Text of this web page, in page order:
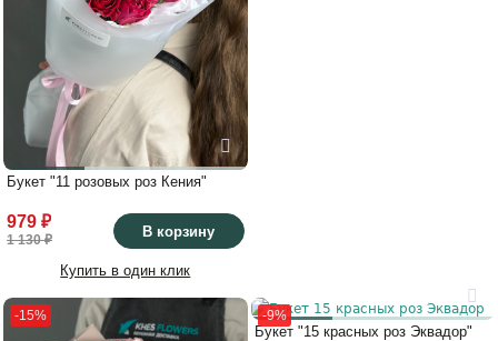
Букет "11 розовых роз Кения"
979 ₽
1 130 ₽ В корзину
Купить в один клик
-15% -9%
Букет "15 красных роз Эквадор"